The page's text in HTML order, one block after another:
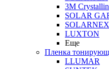
3M
SOLAR
LUXTON
Еще
Пленка
LLUMAR